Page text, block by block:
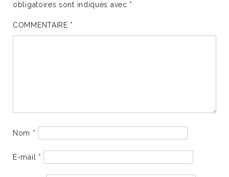
obligatoires sont indiqués avec *
COMMENTAIRE *
Nom *
E-mail *